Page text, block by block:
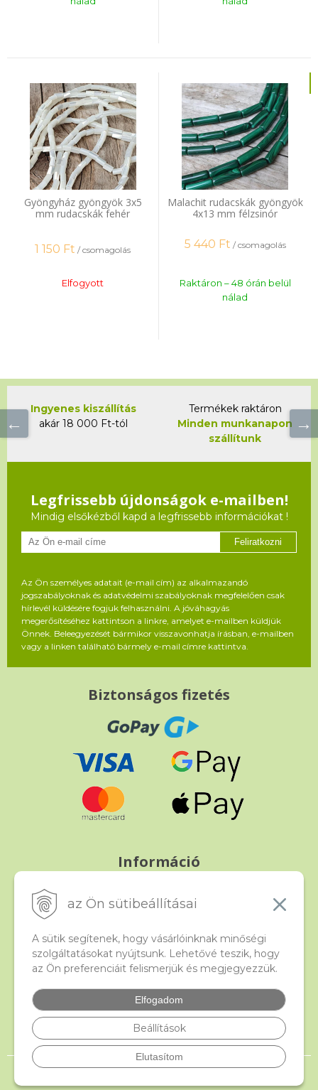
az Ön sütibeállításai
A sütik segítenek, hogy vásárlóinknak minőségi
szolgáltatásokat nyújtsunk. Lehetővé teszik, hogy
az Ön preferenciáit felismerjük és megjegyezzük.
Elfogadom
Beállítások
Elutasítom
Gyöngyház gyöngyök 3x5
mm rudacskák fehér
1 150 Ft / csomagolás
Elfogyott
Malachit rudacskák gyöngyök
4x13 mm félzsinór
5 440 Ft / csomagolás
Raktáron – 48 órán belül
nálad
Ingyenes kiszállítás
akár 18 000 Ft-tól
Termékek raktáron
Minden munkanapon
szállítunk
Legfrissebb újdonságok e-mailben!
Mindig elsőkézből kapd a legfrissebb információkat !
Feliratkozni
Az Ön személyes adatait (e-mail cím) az alkalmazandó
jogszabályoknak és adatvédelmi szabályoknak megfelelően csak
hírlevél küldésére fogjuk felhasználni. A jóváhagyás
megerősítéséhez kattintson a linkre, amelyet e-mailben küldjük
Önnek. Beleegyezését bármikor visszavonhatja írásban, e-mailben
vagy a linken található bármely e-mail címre kattintva.
Biztonságos fizetés
Információ
Panasz, árucsere és visszáru
Beado
Kapcsolat
Gyakori kérdések
Facebook
© 2026 beado.hu, a gyöngyök webáruháza •NextShop&e-shop Pohoda